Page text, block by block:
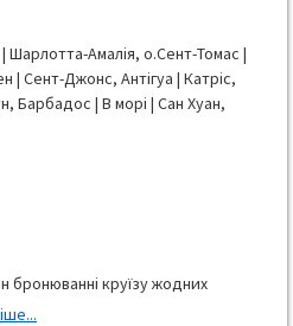
Шарлотта-Амалія, о.Сент-Томас |
| Сент-Джонс, Антігуа | Катріс,
Барбадос | В морі | Сан Хуан,
бронюванні круїзу жодних